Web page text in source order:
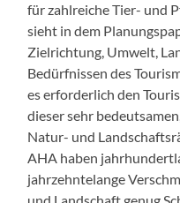
für zahlreiche Tier- und
sieht in dem
Zielrichtung, Umwelt,
Bedürfnissen des
es erforderlich den
dieser sehr
Natur- und
AHA haben
jahrzehntelange